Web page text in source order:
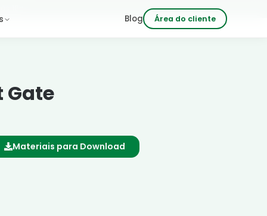
Blog Área do cliente
Materiais para Download